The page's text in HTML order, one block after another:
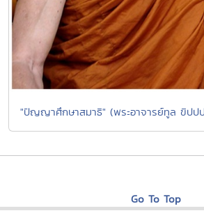
"ปัญญาศึกษาสมาธิ" (พระอาจารย์ทูล ขิป
Go To Top